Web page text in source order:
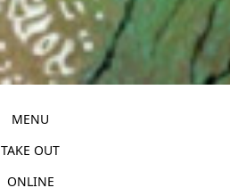
MENU
TAKE OUT
ONLINE